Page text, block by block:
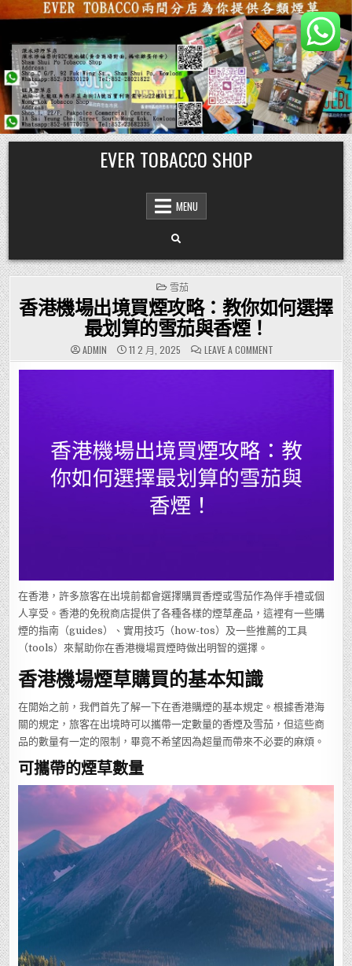
Skip
to
content
EVER TOBACCO SHOP
MENU
POSTED
IN
雪茄
香港機場出境買煙攻略：教你如何選擇
最划算的雪茄與香煙！
ADMIN 11 2 月, 2025 LEAVE A COMMENT
香
港
略：
如
何
選
煙！
在香港，許多旅客在出境前都會選擇購買香煙或雪茄作為伴手禮或個
人享受。香港的免稅商店提供了各種各樣的煙草產品，這裡有一些購
煙的指南（guides）、實用技巧（how-tos）及一些推薦的工具
（tools）來幫助你在香港機場買煙時做出明智的選擇。
香港機場煙草購買的基本知識
在開始之前，我們首先了解一下在香港購煙的基本規定。根據香港海
關的規定，旅客在出境時可以攜帶一定數量的香煙及雪茄，但這些商
品的數量有一定的限制，畢竟不希望因為超量而帶來不必要的麻煩。
可攜帶的煙草數量